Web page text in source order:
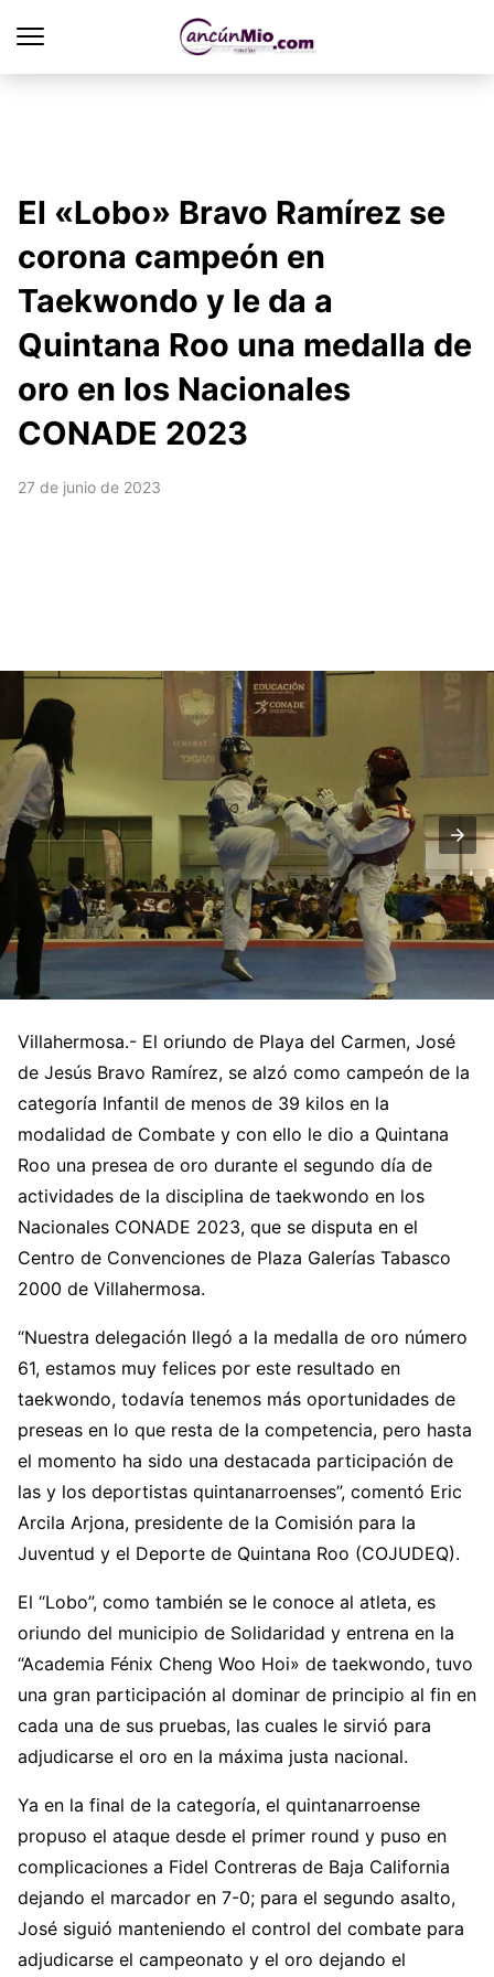
El «Lobo» Bravo Ramírez se
corona campeón en
Taekwondo y le da a
Quintana Roo una medalla de
oro en los Nacionales
CONADE 2023
27 de junio de 2023
Villahermosa.- El oriundo de Playa del Carmen, José
de Jesús Bravo Ramírez, se alzó como campeón de la
categoría Infantil de menos de 39 kilos en la
modalidad de Combate y con ello le dio a Quintana
Roo una presea de oro durante el segundo día de
actividades de la disciplina de taekwondo en los
Nacionales CONADE 2023, que se disputa en el
Centro de Convenciones de Plaza Galerías Tabasco
2000 de Villahermosa.
“Nuestra delegación llegó a la medalla de oro número
61, estamos muy felices por este resultado en
taekwondo, todavía tenemos más oportunidades de
preseas en lo que resta de la competencia, pero hasta
el momento ha sido una destacada participación de
las y los deportistas quintanarroenses”, comentó Eric
Arcila Arjona, presidente de la Comisión para la
Juventud y el Deporte de Quintana Roo (COJUDEQ).
El “Lobo”, como también se le conoce al atleta, es
oriundo del municipio de Solidaridad y entrena en la
“Academia Fénix Cheng Woo Hoi» de taekwondo, tuvo
una gran participación al dominar de principio al fin en
cada una de sus pruebas, las cuales le sirvió para
adjudicarse el oro en la máxima justa nacional.
Ya en la final de la categoría, el quintanarroense
propuso el ataque desde el primer round y puso en
complicaciones a Fidel Contreras de Baja California
dejando el marcador en 7-0; para el segundo asalto,
José siguió manteniendo el control del combate para
adjudicarse el campeonato y el oro dejando el